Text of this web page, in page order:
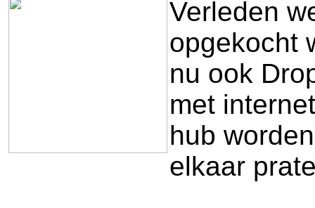
Verleden
opgekocht
nu ook
met
hub
elkaar